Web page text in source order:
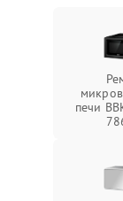
печи